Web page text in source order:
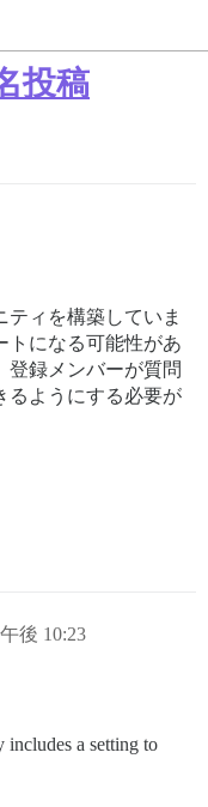
投稿
ティを構築していま
トになる可能性があ
登録メンバーが質問
るようにする必要が
後 10:23
includes a setting to